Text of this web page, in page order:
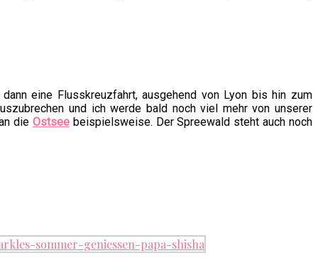
eine Flusskreuzfahrt, ausgehend von Lyon bis hin zum
und ich werde bald noch viel mehr von unserer
die Ostseebeispielsweise. Der Spreewald steht auch noch